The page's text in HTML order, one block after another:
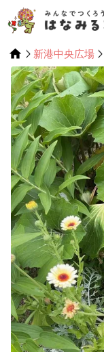
新港中央広場